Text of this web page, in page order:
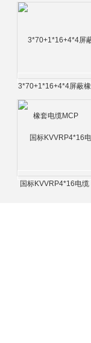
3*70+1*16+4*4屏蔽橡
国标KVVRP4*16电缆